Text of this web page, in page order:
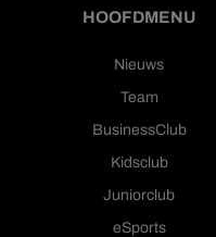
HOOFDMENU
Nieuws
Team
BusinessClub
Kidsclub
Juniorclub
eSports